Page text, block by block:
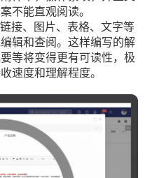
不能直观阅读。
接、图片、表格、文字等
辑和查阅。这样编写的解
等将变得更有可读性，极
速度和理解程度。